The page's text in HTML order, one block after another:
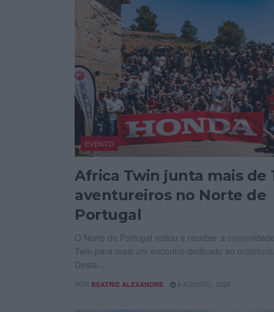
EVENTO
Africa Twin junta mais de
aventureiros no Norte de
Portugal
O Norte de Portugal voltou a receber a
Twin para mais um encontro dedicado ao
Desta...
POR BEATRIZ ALEXANDRE 6 AGOSTO, 2026